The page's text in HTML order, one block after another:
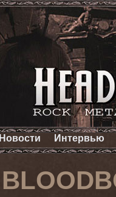
Новости Интервью